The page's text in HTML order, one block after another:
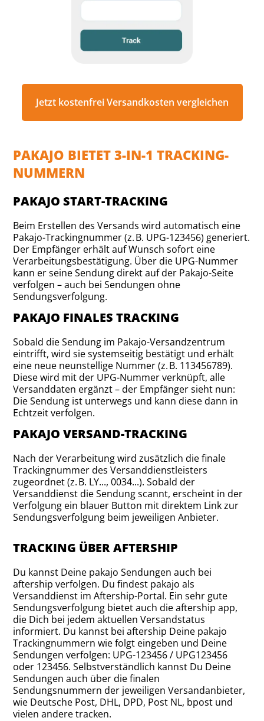
Jetzt kostenfrei Versandkosten vergleichen
PAKAJO BIETET 3-IN-1 TRACKING-
NUMMERN
PAKAJO START-TRACKING
Beim Erstellen des Versands wird automatisch eine
Pakajo-Trackingnummer (z. B. UPG-123456) generiert.
Der Empfänger erhält auf Wunsch sofort eine
Verarbeitungsbestätigung. Über die UPG-Nummer
kann er seine Sendung direkt auf der Pakajo-Seite
verfolgen – auch bei Sendungen ohne
Sendungsverfolgung.
PAKAJO FINALES TRACKING
Sobald die Sendung im Pakajo-Versandzentrum
eintrifft, wird sie systemseitig bestätigt und erhält
eine neue neunstellige Nummer (z. B. 113456789).
Diese wird mit der UPG-Nummer verknüpft, alle
Versanddaten ergänzt – der Empfänger sieht nun:
Die Sendung ist unterwegs und kann diese dann in
Echtzeit verfolgen.
PAKAJO VERSAND-TRACKING
Nach der Verarbeitung wird zusätzlich die finale
Trackingnummer des Versanddienstleisters
zugeordnet (z. B. LY..., 0034...). Sobald der
Versanddienst die Sendung scannt, erscheint in der
Verfolgung ein blauer Button mit direktem Link zur
Sendungsverfolgung beim jeweiligen Anbieter.
TRACKING ÜBER AFTERSHIP
Du kannst Deine pakajo Sendungen auch bei
aftership verfolgen. Du findest pakajo als
Versanddienst im Aftership-Portal. Ein sehr gute
Sendungsverfolgung bietet auch die aftership app,
die Dich bei jedem aktuellen Versandstatus
informiert. Du kannst bei aftership Deine pakajo
Trackingnummern wie folgt eingeben und Deine
Sendungen verfolgen: UPG-123456 / UPG123456
oder 123456. Selbstverständlich kannst Du Deine
Sendungen auch über die finalen
Sendungsnummern der jeweiligen Versandanbieter,
wie Deutsche Post, DHL, DPD, Post NL, bpost und
vielen andere tracken.